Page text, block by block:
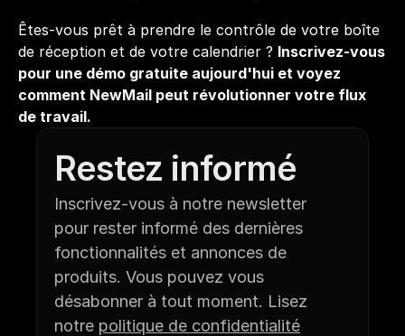
Êtes-vous prêt à prendre le contrôle de votre boîte
de réception et de votre calendrier ? Inscrivez-vous
pour une démo gratuite aujourd'hui et voyez
comment NewMail peut révolutionner votre flux
de travail.
Restez informé
Inscrivez-vous à notre newsletter
pour rester informé des dernières
fonctionnalités et annonces de
produits. Vous pouvez vous
désabonner à tout moment. Lisez
notre politique de confidentialité